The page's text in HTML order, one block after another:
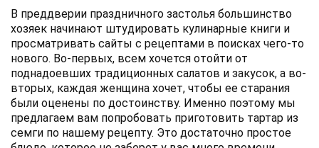
В преддверии праздничного застолья большинство
хозяек начинают штудировать кулинарные книги и
просматривать сайты с рецептами в поисках чего-то
нового. Во-первых, всем хочется отойти от
поднадоевших традиционных салатов и закусок, а во-
вторых, каждая женщина хочет, чтобы ее старания
были оценены по достоинству. Именно поэтому мы
предлагаем вам попробовать приготовить тартар из
семги по нашему рецепту. Это достаточно простое